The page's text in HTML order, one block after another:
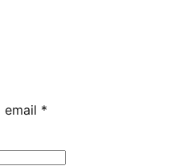
email *